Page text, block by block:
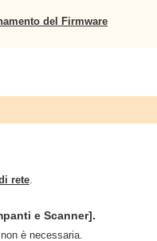
del Firmware
rete.
e Scanner].
è necessaria.